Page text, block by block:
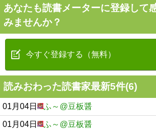
あなたも読書メーターに登録して
みませんか？
今すぐ登録する（無料）
読みおわった読書家最新5件(6)
01月04日 ふ～@豆板醤
01月04日 ふ～@豆板醤